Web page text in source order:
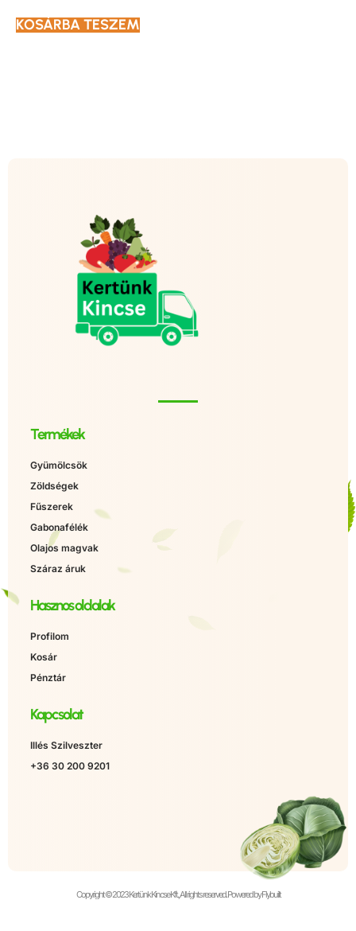
KOSÁRBA TESZEM
Termékek
Gyümölcsök
Zöldségek
Fűszerek
Gabonafélék
Olajos magvak
Száraz áruk
Hasznos oldalak
Profilom
Kosár
Pénztár
Kapcsolat
Illés Szilveszter
+36 30 200 9201
Copyright © 2023 Kertünk Kincse Kft., All rights reserved. Powered by Flybuilt